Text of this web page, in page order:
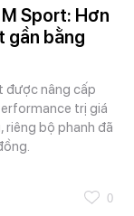
Sport: Hơn
gần bằng
được nâng cấp
trị giá
riêng bộ phanh đã
0